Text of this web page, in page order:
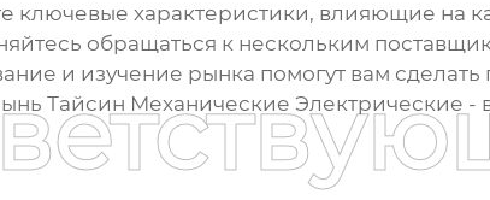
ключевые характеристики, влияющие на
обращаться к нескольким
и изучение рынка помогут вам
Тайсин Механические Электрические -